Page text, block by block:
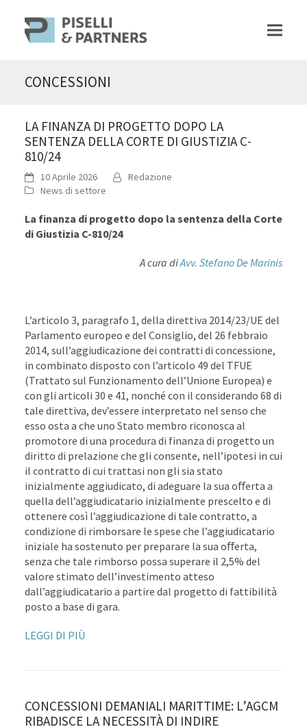
CONCESSIONI
LA FINANZA DI PROGETTO DOPO LA
SENTENZA DELLA CORTE DI GIUSTIZIA C-
810/24
10 Aprile 2026
Redazione
News di settore
La finanza di progetto dopo la sentenza della Corte
di Giustizia C-810/24
A cura diAvv. Stefano De Marinis
L’articolo 3, paragrafo 1, della direttiva 2014/23/UE del
Parlamento europeo e del Consiglio, del 26 febbraio
2014, sull’aggiudicazione dei contratti di concessione,
in combinato disposto con l’articolo 49 del TFUE
(Trattato sul Funzionamento dell’Unione Europea) e
con gli articoli 30 e 41, nonché con il considerando 68 di
tale direttiva, dev’essere interpretato nel senso che
esso osta a che uno Stato membro riconosca al
promotore di una procedura di finanza di progetto un
diritto di prelazione che gli consente, nell’ipotesi in cui
il contratto di cui trattasi non gli sia stato
inizialmente aggiudicato, di adeguare la sua oﬀerta a
quella dell’aggiudicatario inizialmente prescelto e di
ottenere così l’aggiudicazione di tale contratto, a
condizione di rimborsare le spese che l’aggiudicatario
iniziale ha sostenuto per preparare la sua oﬀerta,
senza che tale rimborso possa superare il 2,5% del
valore stimato dell’investimento atteso
dall’aggiudicatario a partire dal progetto di fattibilità
posto a base di gara.
LEGGI DI PIÙ
CONCESSIONI DEMANIALI MARITTIME: L’AGCM
RIBADISCE LA NECESSITÀ DI INDIRE